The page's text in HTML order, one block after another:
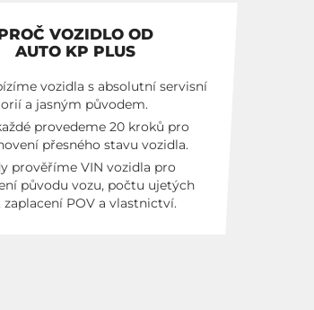
VOZIDLO OD
AUTO KP PLUS
vozidla s absolutní servisní
a jasným původem.
provedeme 20 kroků pro
přesného stavu vozidla.
prověříme VIN vozidla pro
původu vozu, počtu ujetých
zaplacení POV a vlastnictví.